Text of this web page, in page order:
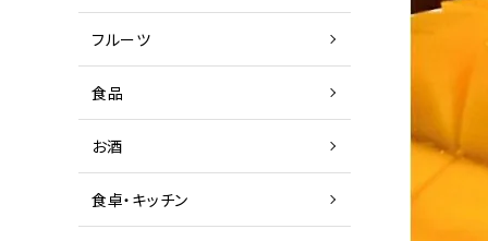
商品一覧 お肉
商品一覧 日本酒
フルーツ
食品
お酒
食卓・キッチン